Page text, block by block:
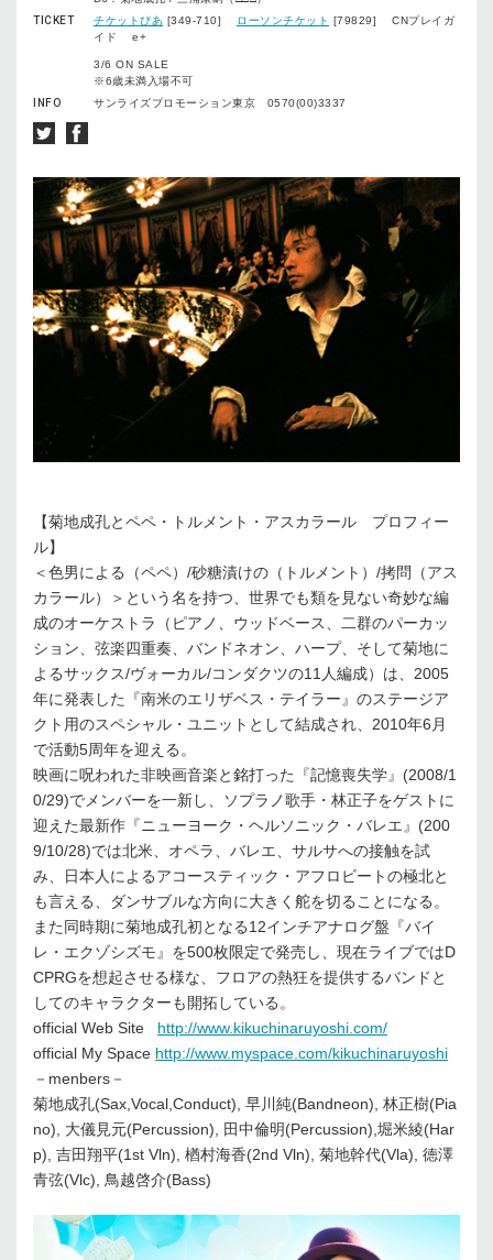
TICKET
チケットぴあ [349-710] ローソンチケット [79829] CNプレイガ
イド e+
3/6 ON SALE
※6歳未満入場不可
INFO
サンライズプロモーション東京 0570(00)3337
【菊地成孔とペペ・トルメント・アスカラール プロフィー
ル】
＜色男による（ペペ）/砂糖漬けの（トルメント）/拷問（アス
カラール）＞という名を持つ、世界でも類を見ない奇妙な編
成のオーケストラ（ピアノ、ウッドベース、二群のパーカッ
ション、弦楽四重奏、バンドネオン、ハープ、そして菊地に
よるサックス/ヴォーカル/コンダクツの11人編成）は、2005
年に発表した『南米のエリザベス・テイラー』のステージア
クト用のスペシャル・ユニットとして結成され、2010年6月
で活動5周年を迎える。
映画に呪われた非映画音楽と銘打った『記憶喪失学』(2008/1
0/29)でメンバーを一新し、ソプラノ歌手・林正子をゲストに
迎えた最新作『ニューヨーク・ヘルソニック・バレエ』(200
9/10/28)では北米、オペラ、バレエ、サルサへの接触を試
み、日本人によるアコースティック・アフロビートの極北と
も言える、ダンサブルな方向に大きく舵を切ることになる。
また同時期に菊地成孔初となる12インチアナログ盤『バイ
レ・エクゾシズモ』を500枚限定で発売し、現在ライブではD
CPRGを想起させる様な、フロアの熱狂を提供するバンドと
してのキャラクターも開拓している。
official Web Site http://www.kikuchinaruyoshi.com/
official My Space http://www.myspace.com/kikuchinaruyoshi
－menbers－
菊地成孔(Sax,Vocal,Conduct), 早川純(Bandneon), 林正樹(Pia
no), 大儀見元(Percussion), 田中倫明(Percussion),堀米綾(Har
p), 吉田翔平(1st Vln), 楢村海香(2nd Vln), 菊地幹代(Vla), 徳澤
青弦(Vlc), 鳥越啓介(Bass)